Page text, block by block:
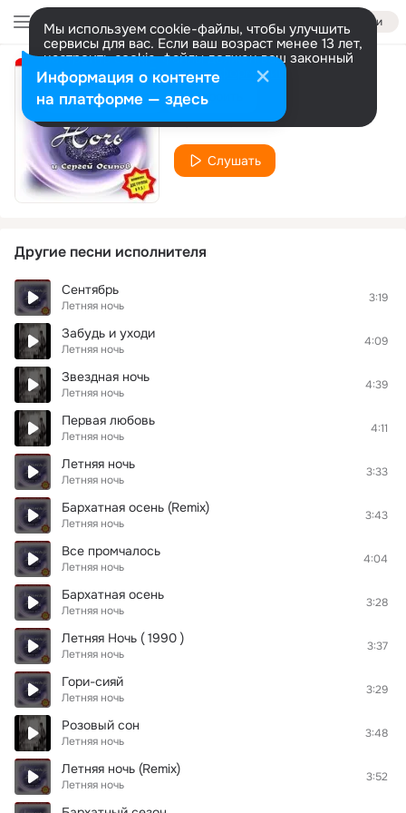
Войти
Мы используем cookie-файлы, чтобы улучшить
сервисы для вас. Если ваш возраст менее 13 лет,
настроить cookie-файлы должен ваш законный
представитель. Больше информации
Разрешить все Настроить
Забудь прости
Летняя ночь
Слушать
Другие песни исполнителя
Сентябрь
Летняя ночь
3:19
Забудь и уходи
Летняя ночь
4:09
Звездная ночь
Летняя ночь
4:39
Первая любовь
Летняя ночь
4:11
Летняя ночь
Летняя ночь
3:33
Бархатная осень (Remix)
Летняя ночь
3:43
Все промчалось
Летняя ночь
4:04
Бархатная осень
Летняя ночь
3:28
Летняя Ночь ( 1990 )
Летняя ночь
3:37
Гори-сияй
Летняя ночь
3:29
Розовый сон
Летняя ночь
3:48
Летняя ночь (Remix)
Летняя ночь
3:52
Информация о контенте
на платформе — здесь